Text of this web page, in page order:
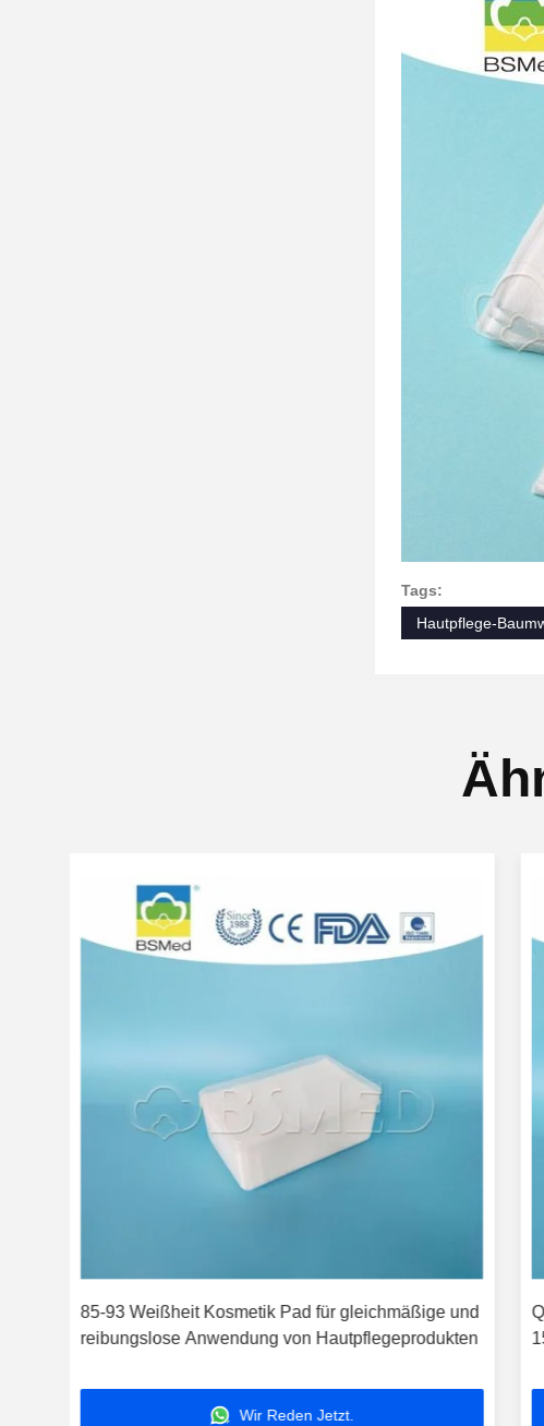
Tags:
Hautpflege-
85-93 Weißheit Kosmetik Pad für gleichmäßige und
reibungslose Anwendung von Hautpflegeprodukten
Wir Reden Jetzt.